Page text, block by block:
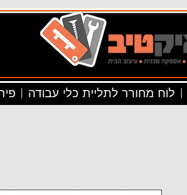
לוח מחורר לתליית כלי עבודה